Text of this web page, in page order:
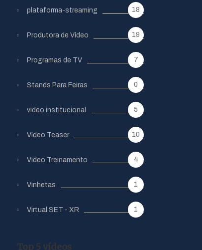
plataforma-streaming 18
Produtora de Vídeo 19
Programas de TV 7
Stands Para Feiras 0
video institucional 5
Vídeo Teaser 10
Video Treinamento 4
Vinhetas 1
Virtual SET - XR 1
Top 5 vídeos